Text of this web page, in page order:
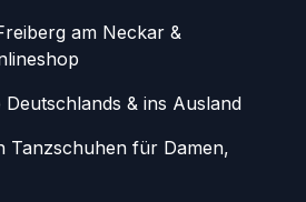
am Neckar &
& ins Ausland
für Damen,